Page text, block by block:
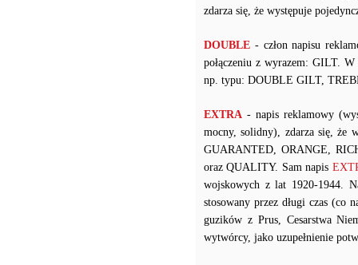
zdarza się, że występuje
DOUBLE - człon napisu
połączeniu z wyrazem: GILT.
np. typu: DOUBLE GILT,
EXTRA - napis reklamowy
mocny, solidny), zdarza się, że
GUARANTED, ORANGE,
oraz QUALITY. Sam napis
wojskowych z lat 1920-1944.
stosowany przez długi czas
guzików z Prus, Cesarstwa
wytwórcy, jako uzupełnienie